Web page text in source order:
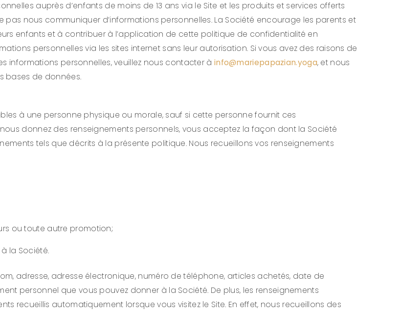
auprès d’enfants de moins de 13 ans via le Site et les produits et services offerts
pas nous communiquer d’informations personnelles. La Société encourage les parents et
enfants et à contribuer à l’application de cette politique de confidentialité en
personnelles via les sites internet sans leur autorisation. Si vous avez des raisons de
informations personnelles, veuillez nous contacter à info@mariepapazian.yoga, et nous
bases de données.
à une personne physique ou morale, sauf si cette personne fournit ces
donnez des renseignements personnels, vous acceptez la façon dont la Société
tels que décrits à la présente politique. Nous recueillons vos renseignements
ou toute autre promotion;
la Société.
adresse, adresse électronique, numéro de téléphone, articles achetés, date de
personnel que vous pouvez donner à la Société. De plus, les renseignements
recueillis automatiquement lorsque vous visitez le Site. En effet, nous recueillons des